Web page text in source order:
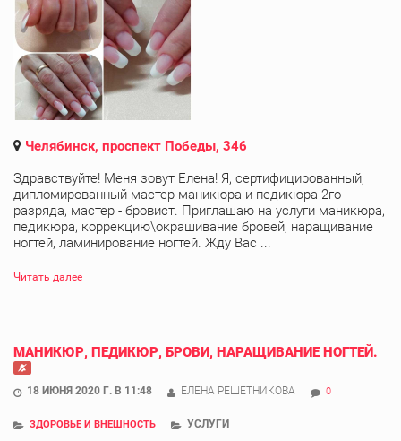
Челябинск, проспект Победы, 346
Здравствуйте! Меня зовут Елена! Я, сертифицированный,
дипломированный мастер маникюра и педикюра 2го
разряда, мастер - бровист. Приглашаю на услуги маникюра,
педикюра, коррекцию\окрашивание бровей, наращивание
ногтей, ламинирование ногтей. Жду Вас ...
Читать далее
МАНИКЮР, ПЕДИКЮР, БРОВИ, НАРАЩИВАНИЕ НОГТЕЙ.
18 ИЮНЯ 2020 Г. В 11:48 ЕЛЕНА РЕШЕТНИКОВА 0
ЗДОРОВЬЕ И ВНЕШНОСТЬ УСЛУГИ